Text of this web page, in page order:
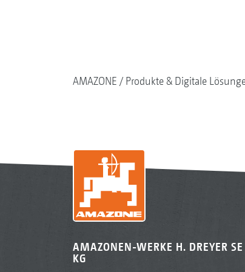
AMAZONE Produkte & Digitale
AMAZONEN-WERKE H. DREYER
KG